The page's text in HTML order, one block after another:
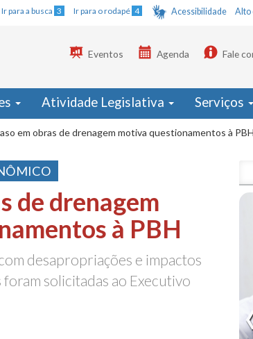
Ir para a busca 3 Ir para o rodapé 4 Acessibilidade Alto
Eventos Agenda Fale
Atividade Legislativa Serviços
em obras de drenagem motiva questionamentos à PBH
de drenagem
à PBH
desapropriações e impactos
foram solicitadas ao Executivo